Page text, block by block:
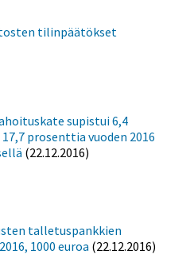
tilinpäätökset
supistui 6,4
prosenttia vuoden 2016
(22.12.2016)
talletuspankkien
1000 euroa (22.12.2016)